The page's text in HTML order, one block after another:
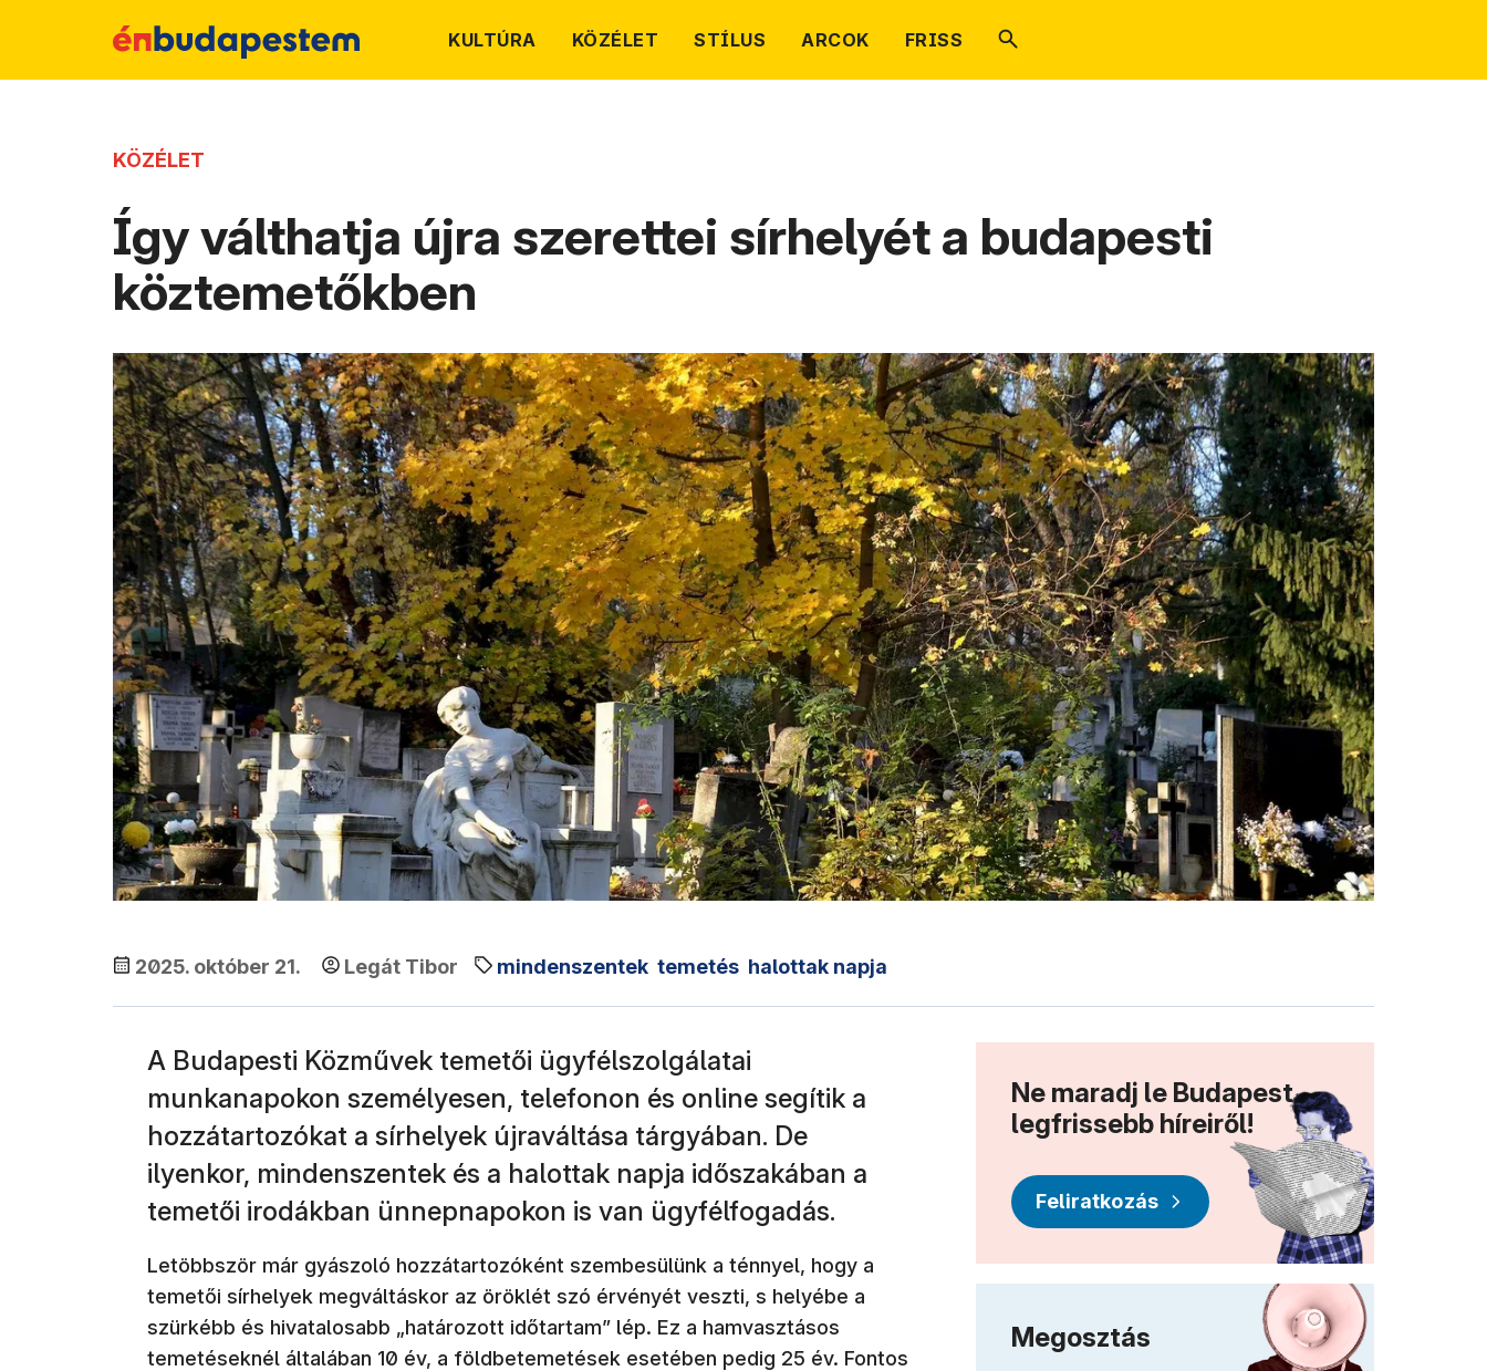
KULTÚRA KÖZÉLET STÍLUS ARCOK FRISS
KÖZÉLET
Így válthatja újra szerettei sírhelyét a budapesti
köztemetőkben
2025. október 21. Legát Tibor mindenszentek temetés halottak napja
A Budapesti Közművek temetői ügyfélszolgálatai
munkanapokon személyesen, telefonon és online segítik a
hozzátartozókat a sírhelyek újraváltása tárgyában. De
ilyenkor, mindenszentek és a halottak napja időszakában a
temetői irodákban ünnepnapokon is van ügyfélfogadás.
Letöbbször már gyászoló hozzátartozóként szembesülünk a ténnyel, hogy a
temetői sírhelyek megváltáskor az öröklét szó érvényét veszti, s helyébe a
szürkébb és hivatalosabb „határozott időtartam” lép. Ez a hamvasztásos
temetéseknél általában 10 év, a földbetemetések esetében pedig 25 év. Fontos
Ne maradj le Budapest
legfrissebb híreiről!
Feliratkozás
Megosztás